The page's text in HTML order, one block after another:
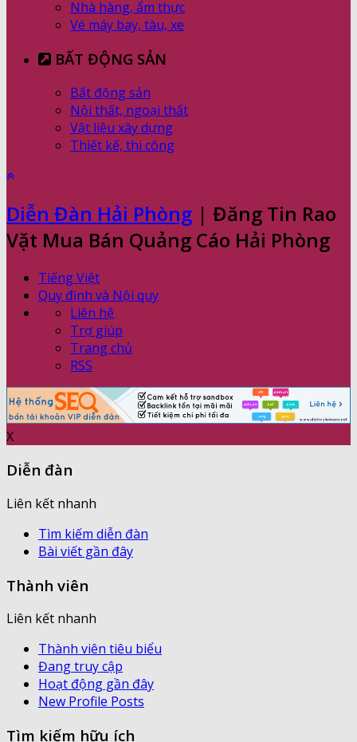
Nhà hàng, ẩm thực
Vé máy bay, tàu, xe
BẤT ĐỘNG SẢN
Bất động sản
Nội thất, ngoại thất
Vật liệu xây dựng
Thiết kế, thi công
Diễn Đàn Hải Phòng | Đăng Tin Rao
Vặt Mua Bán Quảng Cáo Hải Phòng
Tiếng Việt
Quy định và Nội quy
Liên hệ
Trợ giúp
Trang chủ
RSS
X
Diễn đàn
Liên kết nhanh
Tìm kiếm diễn đàn
Bài viết gần đây
Thành viên
Liên kết nhanh
Thành viên tiêu biểu
Đang truy cập
Hoạt động gần đây
New Profile Posts
Tìm kiếm hữu ích